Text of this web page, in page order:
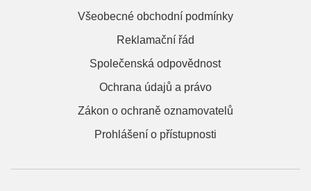
Všeobecné obchodní podmínky
Reklamační řád
Společenská odpovědnost
Ochrana údajů a právo
Zákon o ochraně oznamovatelů
Prohlášení o přístupnosti